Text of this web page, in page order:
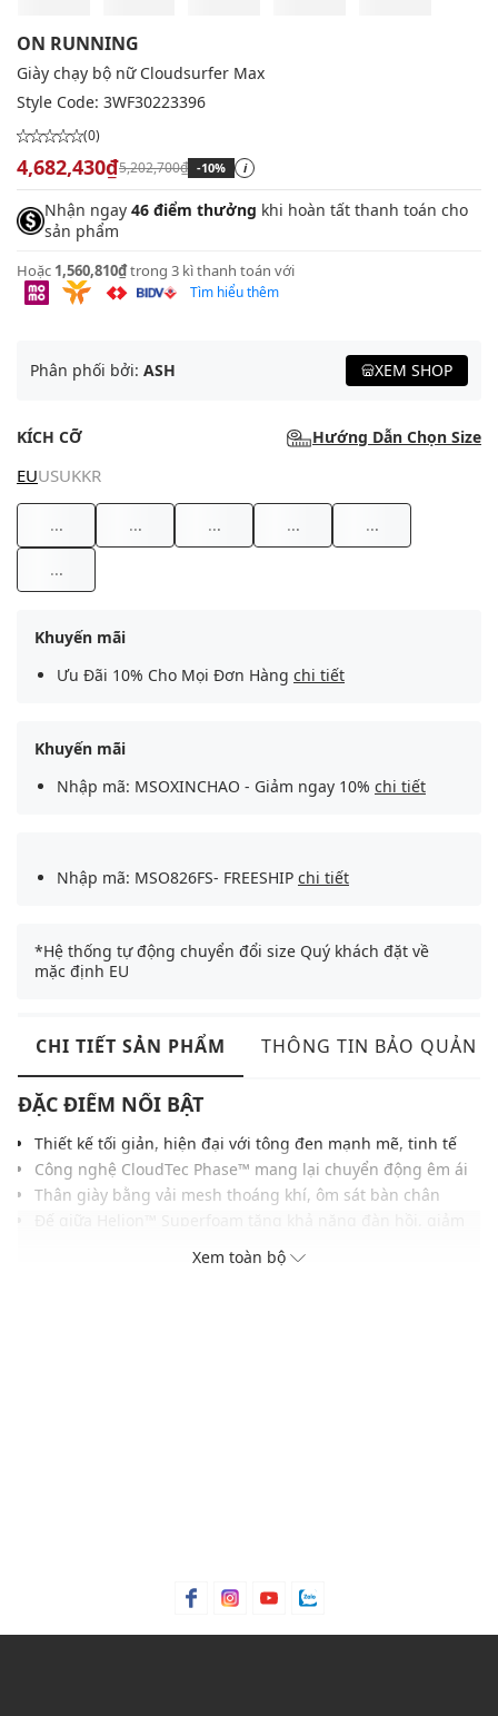
ON RUNNING
Giày chạy bộ nữ Cloudsurfer Max
Style Code: 3WF30223396
(0)
4,682,430₫5,202,700₫ -10% i
Nhận ngay 46 điểm thưởng khi hoàn tất thanh toán cho
sản phẩm
Hoặc 1,560,810₫trong 3 kì thanh toán với
Tìm hiểu thêm
Phân phối bởi: ASH XEM SHOP
KÍCH CỠ Hướng Dẫn Chọn Size
EUUSUKKR
... ... ... ... ...
...
Khuyến mãi
Ưu Đãi 10% Cho Mọi Đơn Hàng chi tiết
Khuyến mãi
Nhập mã: MSOXINCHAO - Giảm ngay 10% chi tiết
Nhập mã: MSO826FS- FREESHIP chi tiết
*Hệ thống tự động chuyển đổi size Quý khách đặt về
mặc định EU
CHI TIẾT SẢN PHẨM THÔNG TIN BẢO QUẢN
ĐẶC ĐIỂM NỔI BẬT
Thiết kế tối giản, hiện đại với tông đen mạnh mẽ, tinh tế
Công nghệ CloudTec Phase™ mang lại chuyển động êm ái
Thân giày bằng vải mesh thoáng khí, ôm sát bàn chân
Đế ngoài rãnh cắt laser bám dính tốt trên nhiều bề mặt
Thoáng khí: Có lớp lót thoáng khí
Xem toàn bộ